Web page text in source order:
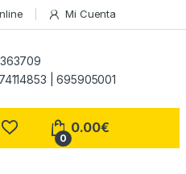
Mi Cuenta
| 695905001
0
0.00€